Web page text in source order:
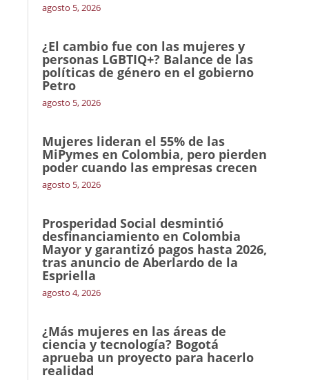
agosto 5, 2026
¿El cambio fue con las mujeres y
personas LGBTIQ+? Balance de las
políticas de género en el gobierno
Petro
agosto 5, 2026
Mujeres lideran el 55% de las
MiPymes en Colombia, pero pierden
poder cuando las empresas crecen
agosto 5, 2026
Prosperidad Social desmintió
desfinanciamiento en Colombia
Mayor y garantizó pagos hasta 2026,
tras anuncio de Aberlardo de la
Espriella
agosto 4, 2026
¿Más mujeres en las áreas de
ciencia y tecnología? Bogotá
aprueba un proyecto para hacerlo
realidad